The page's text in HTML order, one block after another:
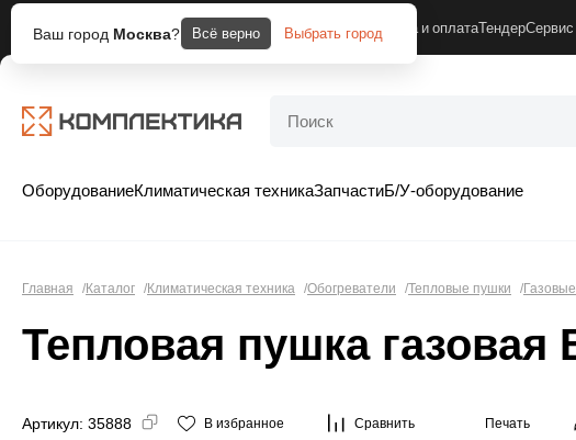
Ваш город Москва? Всё верно Выбрать город
КомпанияДоставка и оплатаТендер
ОборудованиеКлиматическая техникаЗапчастиБ/У-оборудование
Главная Каталог Климатическая техника Обогреватели Тепловые пушки
Тепловая пушка газовая
Артикул: 35888 В избранное Сравнить Печать